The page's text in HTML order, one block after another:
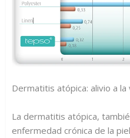
Dermatitis atópica: alivio a la
La dermatitis atópica,
enfermedad crónica de la